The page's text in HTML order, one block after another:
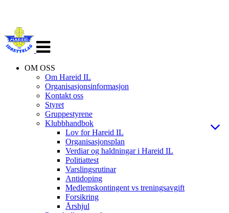
navigasjon
OM OSS
Om Hareid IL
Organisasjonsinformasjon
Kontakt oss
Styret
Gruppestyrene
Klubbhandbok
Lov for Hareid IL
Organisasjonsplan
Verdiar og haldningar i Hareid IL
Politiattest
Varslingsrutinar
Antidoping
Medlemskontingent vs treningsavgift
Forsikring
Årshjul